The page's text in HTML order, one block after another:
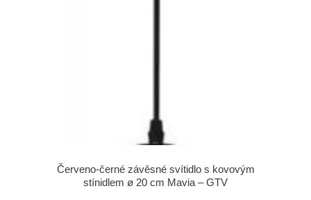
Červeno-černé závěsné svítidlo s kovovým
stínidlem ø 20 cm Mavia – GTV